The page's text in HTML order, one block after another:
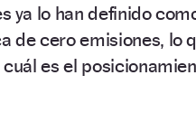
ya lo han definido
de cero emisiones, lo
es el